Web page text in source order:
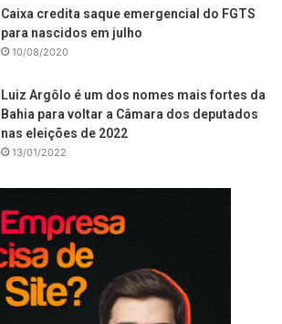
Caixa credita saque emergencial do FGTS
para nascidos em julho
10/08/2020
Luiz Argôlo é um dos nomes mais fortes da
Bahia para voltar a Câmara dos deputados
nas eleições de 2022
13/01/2022